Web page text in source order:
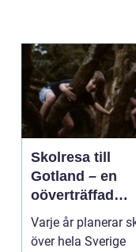
Skolresa till
Gotland – en
oöverträffad
läroplan i
historia
Varje år planerar
över hela Sverige